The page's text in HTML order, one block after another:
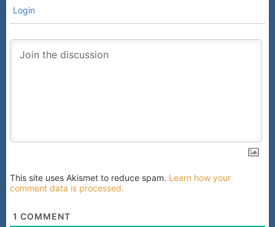
Login
This site uses Akismet to reduce spam. Learn how your
comment data is processed.
1 COMMENT